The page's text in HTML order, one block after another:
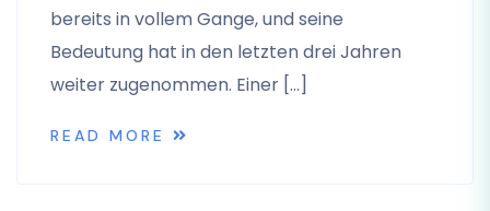
bereits in vollem Gange, und seine
Bedeutung hat in den letzten drei Jahren
weiter zugenommen. Einer […]
READ MORE